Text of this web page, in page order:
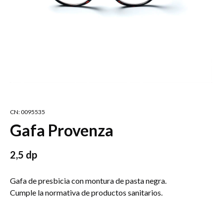
CN: 0095535
Gafa Provenza
2,5 dp
Gafa de presbicia con montura de pasta negra.
Cumple la normativa de productos sanitarios.